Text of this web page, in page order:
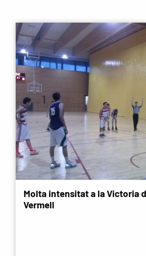
Molta intensitat a la Victoria
Vermell